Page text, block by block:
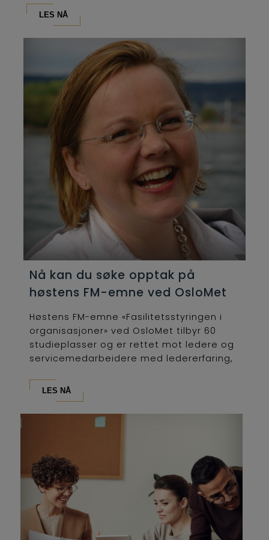
LES NÅ
Nå kan du søke opptak på
høstens FM-emne ved OsloMet
Høstens FM-emne «Fasilitetsstyringen i
organisasjoner» ved OsloMet tilbyr 60
studieplasser og er rettet mot ledere og
servicemedarbeidere med ledererfaring,
LES NÅ